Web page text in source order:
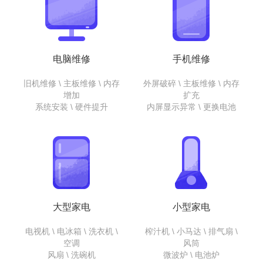
电脑维修
旧机维修 \ 主板维修 \ 内存
增加
系统安装 \ 硬件提升
手机维修
外屏破碎 \ 主板维修 \ 内存
扩充
内屏显示异常 \ 更换电池
大型家电
电视机 \ 电冰箱 \ 洗衣机 \
空调
风扇 \ 洗碗机
小型家电
榨汁机 \ 小马达 \ 排气扇 \
风筒
微波炉 \ 电池炉